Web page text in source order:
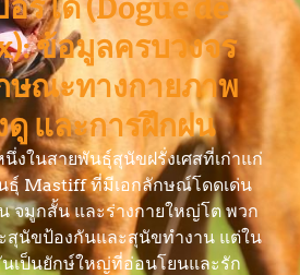
ร์โด (Dogue de
ข้อมูลครบวงจร
ษณะทางกายภาพ
ดู และการฝึกฝน
นึ่งในสายพันธุ์สุนัขฝรั่งเศสที่เก่าแก่
ธุ์ Mastiff ที่มีเอกลักษณ์โดดเด่น
จมูกสั้น และร่างกายใหญ่โต พวก
สุนัขป้องกันและสุนัขทำงาน แต่ใน
เป็นยักษ์ใหญ่ที่อ่อนโยนและรัก